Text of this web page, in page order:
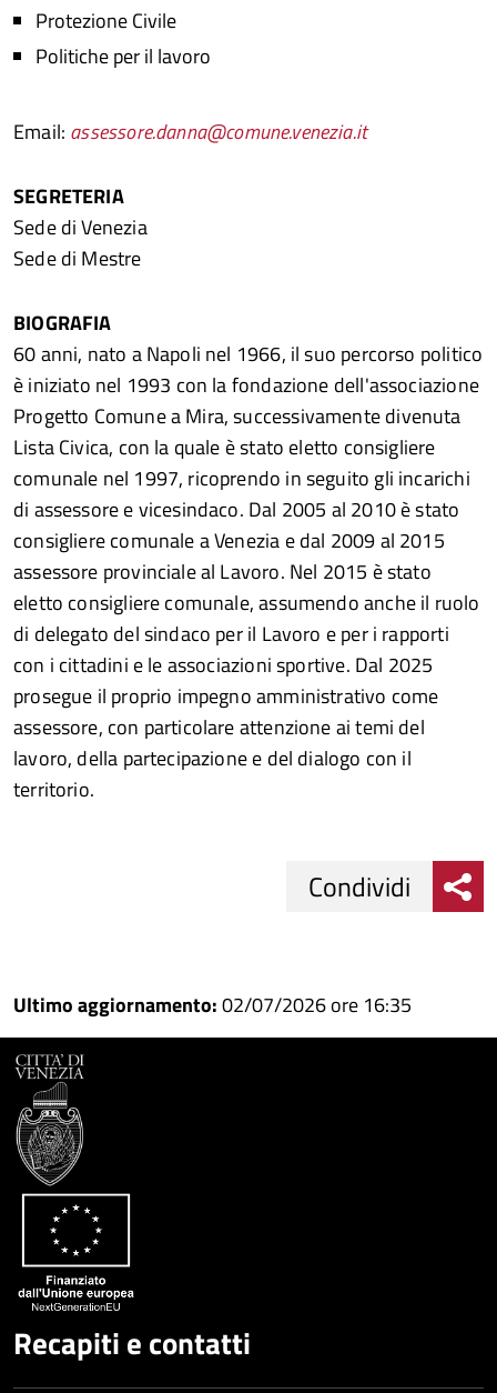
Protezione Civile
Politiche per il lavoro
Email: assessore.danna@comune.venezia.it
SEGRETERIA
Sede di Venezia
Sede di Mestre
BIOGRAFIA
60 anni, nato a Napoli nel 1966, il suo percorso politico
è iniziato nel 1993 con la fondazione dell'associazione
Progetto Comune a Mira, successivamente divenuta
Lista Civica, con la quale è stato eletto consigliere
comunale nel 1997, ricoprendo in seguito gli incarichi
di assessore e vicesindaco. Dal 2005 al 2010 è stato
consigliere comunale a Venezia e dal 2009 al 2015
assessore provinciale al Lavoro. Nel 2015 è stato
eletto consigliere comunale, assumendo anche il ruolo
di delegato del sindaco per il Lavoro e per i rapporti
con i cittadini e le associazioni sportive. Dal 2025
prosegue il proprio impegno amministrativo come
assessore, con particolare attenzione ai temi del
lavoro, della partecipazione e del dialogo con il
territorio.
su
Facebook
Condividi
su
Condividi
Condividi
Ultimo aggiornamento:02/07/2026 ore 16:35
Recapiti e contatti